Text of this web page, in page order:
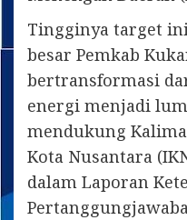
Tingginya target
besar Pemkab
bertransformasi
energi menjadi
mendukung
Kota Nusantara
dalam Laporan